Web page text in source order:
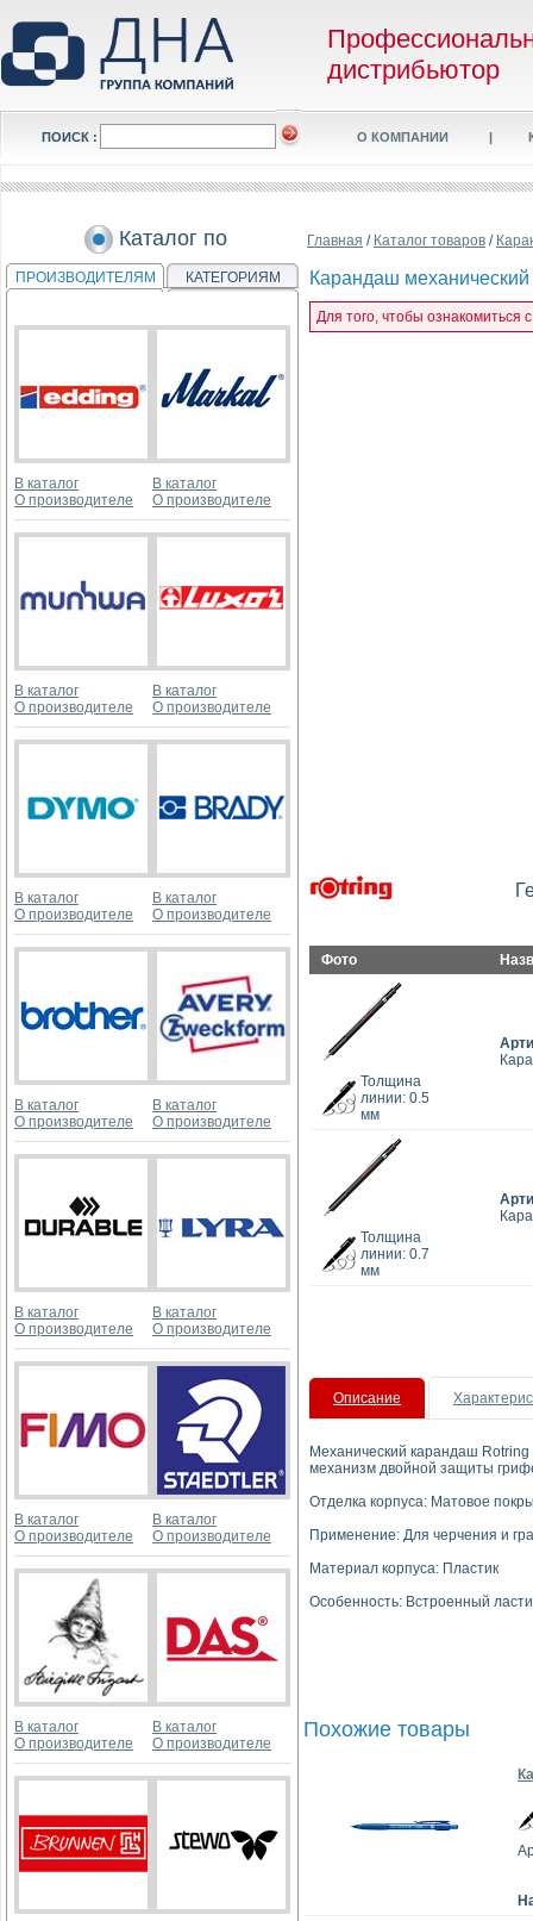
дистрибьютор
ПОИСК : О КОМПАНИИ |
Каталог по
ПРОИЗВОДИТЕЛЯМ КАТЕГОРИЯМ
В каталог
О производителе
В каталог
О производителе
В каталог
О производителе
В каталог
О производителе
В каталог
О производителе
В каталог
О производителе
В каталог
О производителе
В каталог
О производителе
В каталог
О производителе
В каталог
О производителе
В каталог
О производителе
В каталог
О производителе
В каталог
О производителе
В каталог
О производителе
Главная / Каталог товаров /
Карандаш
Для того, чтобы ознакомиться
Фото
Толщина
линии: 0.5
мм
Толщина
линии: 0.7
мм
Описание
Механический карандаш
механизм двойной защиты
Отделка корпуса: Матовое
Применение: Для черчения и
Материал корпуса: Пластик
Особенность: Встроенный
Похожие товары